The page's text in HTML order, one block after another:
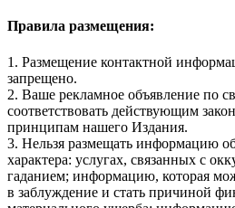
Правила размещения:
1. Размещение контактной
запрещено.
2. Ваше рекламное объявление по
соответствовать действующим
принципам нашего Издания.
3. Нельзя размещать информацию
характера: услугах, связанных с
гаданием; информацию, которая
в заблуждение и стать причиной